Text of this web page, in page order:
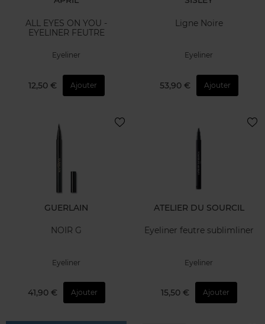
ALL EYES ON YOU -
EYELINER FEUTRE
Eyeliner
12,50 € Ajouter
Ligne Noire
Eyeliner
53,90 € Ajouter
GUERLAIN
NOIR G
Eyeliner
41,90 € Ajouter
ATELIER DU SOURCIL
Eyeliner feutre sublimliner
Eyeliner
15,50 € Ajouter